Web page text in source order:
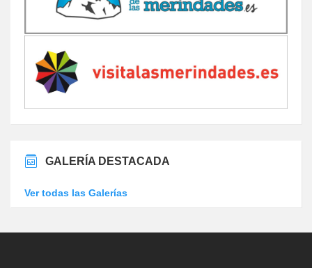
GALERÍA DESTACADA
Ver todas las Galerías